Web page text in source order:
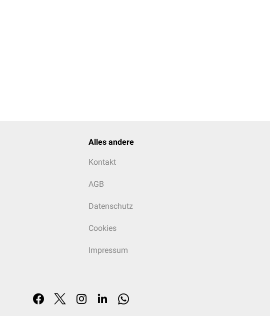
Alles andere
Kontakt
AGB
Datenschutz
Cookies
Impressum